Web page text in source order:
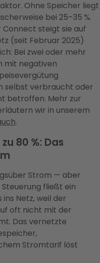
Ohne Speicher liegt
bei 25–35 %.
steigt sie auf
(seit Februar 2025)
Bei zwei oder mehr
mit negativen
selbst verbraucht oder
betroffen. Mehr zur
wir in unserem
.
80 %: Das
Strom — aber
fließt ein
Netz, weil der
oft nicht mit der
Das vernetzte
Stromtarif löst